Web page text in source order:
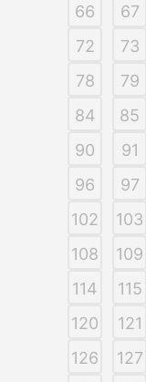
66
67
72
73
78
79
84
85
90
91
96
97
102
103
108
109
114
115
120
121
126
127